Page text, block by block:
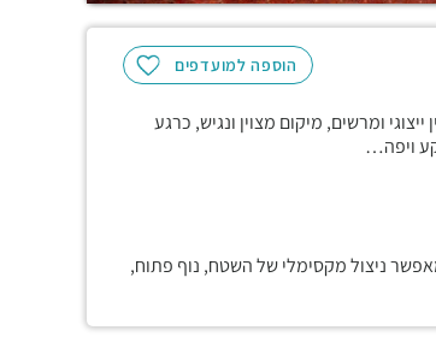
הוספה למועדפים
מואר, בבניין ייצוגי ומרשים, מיקום מצוין ונגיש, כרגע
ויפה…
ניצול מקסימלי של השטח, נוף פתוח,